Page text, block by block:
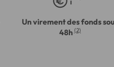
Un virement des fonds
48h (2)